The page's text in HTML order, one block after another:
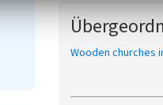
Wooden churches